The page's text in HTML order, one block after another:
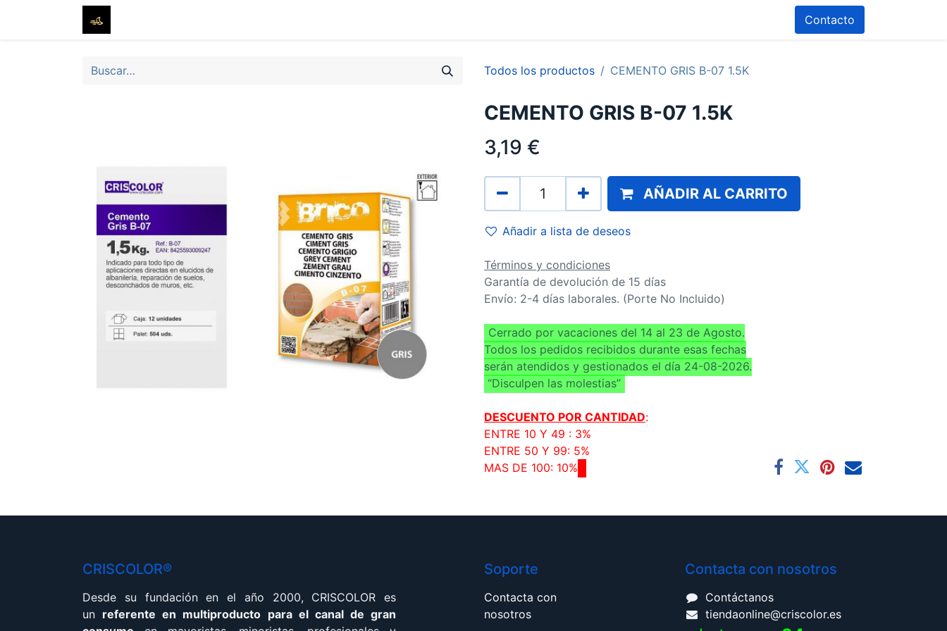
Contacto
Todos los productos CEMENTO GRIS B-07 1.5K
CEMENTO GRIS B-07 1.5K
3,19 €
AÑADIR AL CARRITO
Añadir a lista de deseos
Términos y condiciones
Garantía de devolución de 15 días
Envío: 2-4 días laborales. (Porte No Incluido)
Cerrado por vacaciones del 14 al 23 de Agosto.
Todos los pedidos recibidos durante esas fechas
serán atendidos y gestionados el día 24-08-2026.
“Disculpen las molestias”
DESCUENTO POR CANTIDAD:
ENTRE 10 Y 49 : 3%
ENTRE 50 Y 99: 5%
MAS DE 100: 10%
CRISCOLOR®
Desde su fundación en el año 2000, CRISCOLOR es
un referente en multiproducto para el canal de gran
Soporte
Contacta con
nosotros
Contacta con nosotros
Contáctanos
tiendaonline@criscolor.es